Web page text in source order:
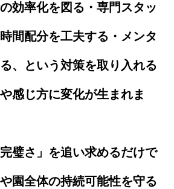
効率化を図る・専門スタッ
間配分を工夫する・メンタ
、という対策を取り入れる
感じ方に変化が生まれま
璧さ」を追い求めるだけで
園全体の持続可能性を守る